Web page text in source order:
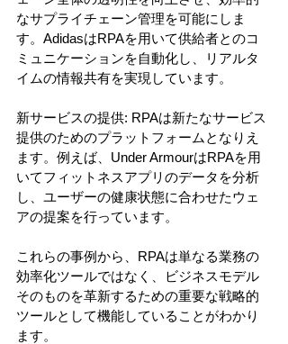
なサプライチェーン管理を可能にしま
す。AdidasはRPAを用いて供給者とのコ
ミュニケーションを自動化し、リアルタ
イムの情報共有を実現しています。
新サービスの提供: RPAは新たなサービス
提供のためのプラットフォームとなりえ
ます。例えば、Under ArmourはRPAを用
いてフィットネスアプリのデータを分析
し、ユーザーの健康状態に合わせたウェ
アの提案を行っています。
これらの事例から、RPAは単なる業務の
効率化ツールではなく、ビジネスモデル
そのものを革新するための重要な戦略的
ツールとして機能していることがわかり
ます。